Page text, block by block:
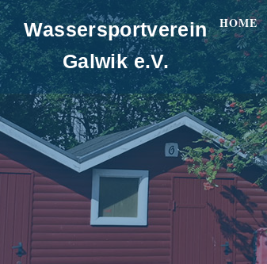
Wassersportverein
Galwik e.V.
HOME